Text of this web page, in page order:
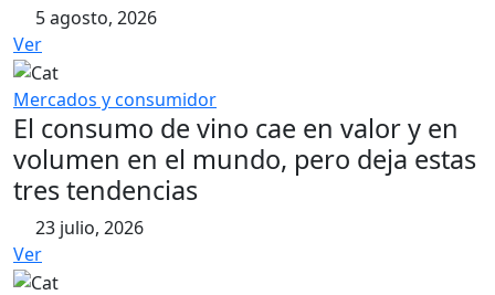
5 agosto, 2026
Ver
Mercados y consumidor
El consumo de vino cae en valor y en
volumen en el mundo, pero deja estas
tres tendencias
23 julio, 2026
Ver